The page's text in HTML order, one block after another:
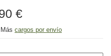
€
cargos por envío